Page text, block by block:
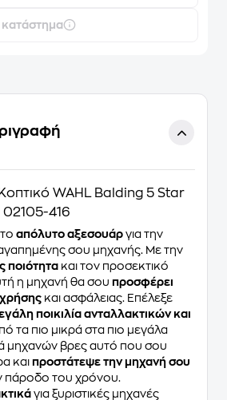
κατάστημα
WAHL Balding 5 Star
416
απόλυτο αξεσουάργια την
σου μηχανής. Με την
ποιότητακαι τον προσεκτικό
η μηχανή θα σου προσφέρει
και ασφάλειας. Επέλεξε
ποικιλία ανταλλακτικών και
τα πιο μικρά στα πιο μεγάλα
μηχανών βρες αυτό που σου
και προστάτεψε την μηχανή σου
πάροδο του χρόνου.
για ξυριστικές μηχανές